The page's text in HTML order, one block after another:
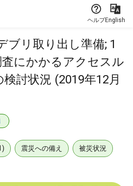
ヘルプEnglish
ブリ取り出し準備; 1
査にかかるアクセスル
討状況 (2019年12月
震災への備え 被災状況